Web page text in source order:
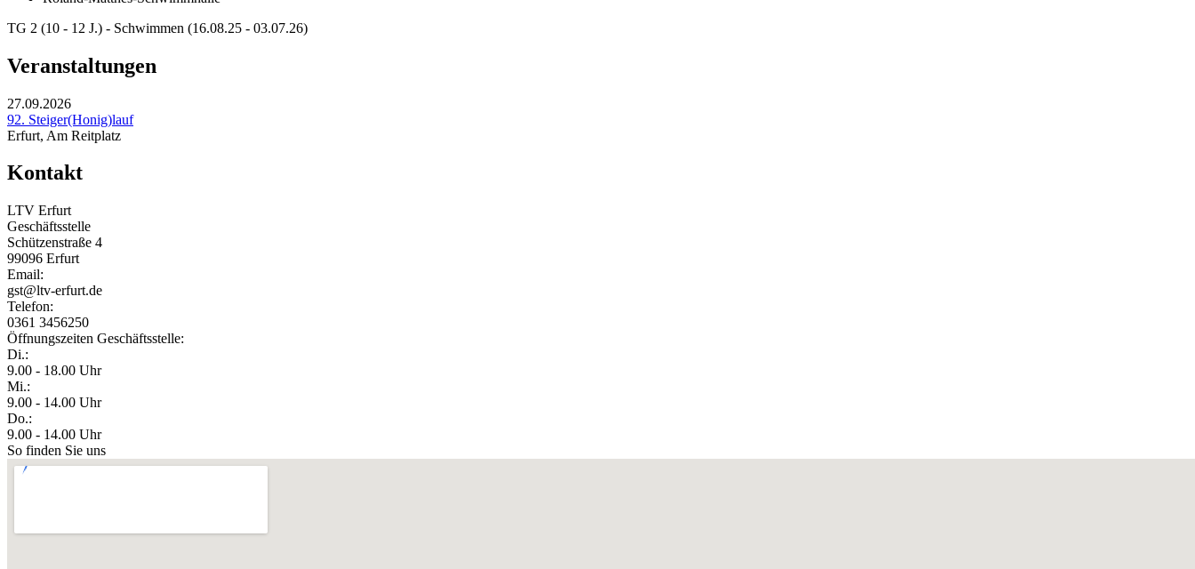
TG 2 (10 - 12 J.) - Schwimmen (16.08.25 - 03.07.26)
Veranstaltungen
27.09.2026
92. Steiger(Honig)lauf
Erfurt, Am Reitplatz
Kontakt
LTV Erfurt
Geschäftsstelle
Schützenstraße 4
99096 Erfurt
Email:
gst@ltv-erfurt.de
Telefon:
0361 3456250
Öffnungszeiten Geschäftsstelle:
Di.:
9.00 - 18.00 Uhr
Mi.:
9.00 - 14.00 Uhr
Do.:
9.00 - 14.00 Uhr
So finden Sie uns